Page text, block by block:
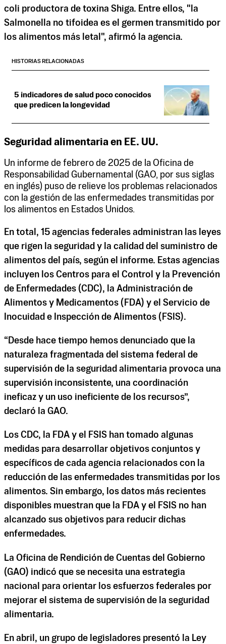
coli productora de toxina Shiga. Entre ellos, "la
Salmonella no tifoidea es el germen transmitido por
los alimentos más letal", afirmó la agencia.
HISTORIAS RELACIONADAS
5 indicadores de salud poco conocidos
que predicen la longevidad
Seguridad alimentaria en EE. UU.
Un informe de febrero de 2025 de la Oficina de
Responsabilidad Gubernamental (GAO, por sus siglas
en inglés) puso de relieve los problemas relacionados
con la gestión de las enfermedades transmitidas por
los alimentos en Estados Unidos.
En total, 15 agencias federales administran las leyes
que rigen la seguridad y la calidad del suministro de
alimentos del país, según el informe. Estas agencias
incluyen los Centros para el Control y la Prevención
de Enfermedades (CDC), la Administración de
Alimentos y Medicamentos (FDA) y el Servicio de
Inocuidad e Inspección de Alimentos (FSIS).
“Desde hace tiempo hemos denunciado que la
naturaleza fragmentada del sistema federal de
supervisión de la seguridad alimentaria provoca una
supervisión inconsistente, una coordinación
ineficaz y un uso ineficiente de los recursos”,
declaró la GAO.
Los CDC, la FDA y el FSIS han tomado algunas
medidas para desarrollar objetivos conjuntos y
específicos de cada agencia relacionados con la
reducción de las enfermedades transmitidas por los
alimentos. Sin embargo, los datos más recientes
disponibles muestran que la FDA y el FSIS no han
alcanzado sus objetivos para reducir dichas
enfermedades.
La Oficina de Rendición de Cuentas del Gobierno
(GAO) indicó que se necesita una estrategia
nacional para orientar los esfuerzos federales por
mejorar el sistema de supervisión de la seguridad
alimentaria.
En abril, un grupo de legisladores presentó la Ley